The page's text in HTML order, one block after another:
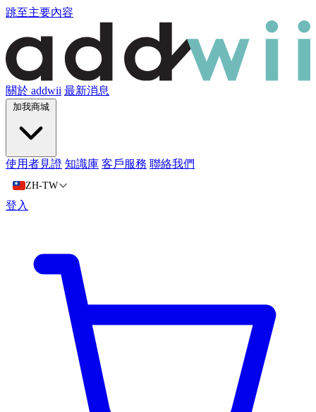
跳至主要內容
關於 addwii 最新消息
加我商城
使用者見證 知識庫 客戶服務 聯絡我們
ZH-TW
登入